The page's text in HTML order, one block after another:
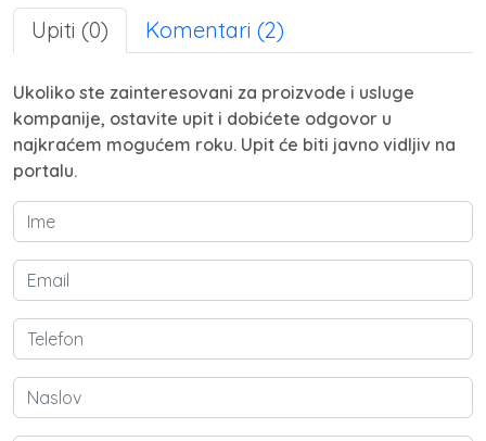
Upiti (0) Komentari (2)
Ukoliko ste zainteresovani za proizvode i usluge
kompanije, ostavite upit i dobićete odgovor u
najkraćem mogućem roku. Upit će biti javno vidljiv na
portalu.